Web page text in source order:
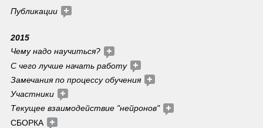
Публикации
2015
Чему надо научиться?
С чего лучше начать работу
Замечания по процессу обучения
Участники
Текущее взаимодействие "нейронов"
СБОРКА